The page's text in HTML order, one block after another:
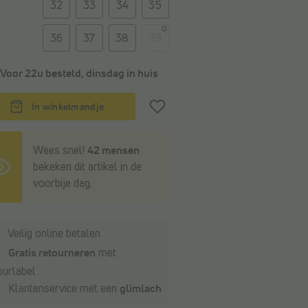
32 33 34 35
36 37 38
Voor 22u besteld, dinsdag in huis
In winkelmandje
Wees snel! 42 mensen
bekeken dit artikel in de
voorbije dag.
Veilig online betalen
Gratis retourneren met
Klantenservice met een glimlach